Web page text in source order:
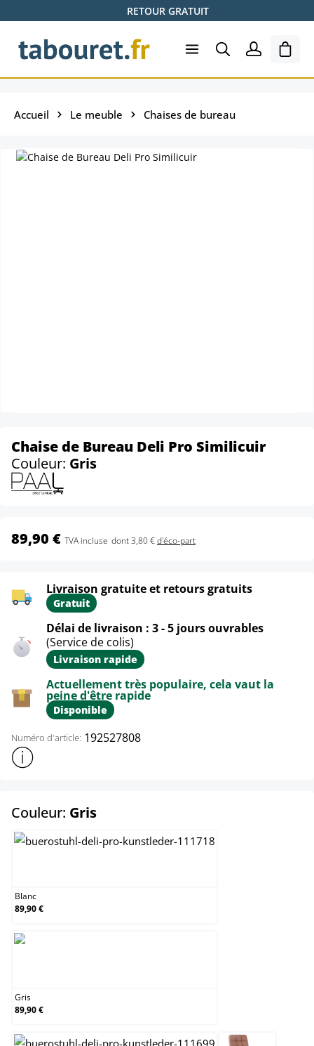
Passer au contenu principalRETOUR GRATUIT
Le
Accueil Le meuble Chaises de bureau
Chaise de Bureau Deli Pro Similicuir
Couleur: Gris
89,90 € TVA incluse dont 3,80 €d'éco-part
Livraison gratuite et retours gratuits
Gratuit
Délai de livraison : 3 - 5 jours ouvrables
(Service de colis)
Livraison rapide
Actuellement très populaire, cela vaut la
peine d'être rapide
Disponible
Numéro d'article: 192527808
Afficher plus d'informations sur le produit
Couleur: Grisselect
Blanc
89,90 €
Gris
89,90 €